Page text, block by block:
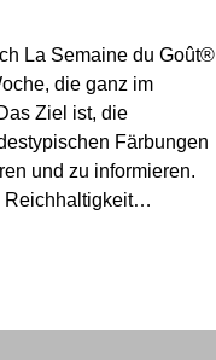
La Semaine du Goût®
die ganz im
Ziel ist, die
Färbungen
und zu informieren.
Reichhaltigkeit…